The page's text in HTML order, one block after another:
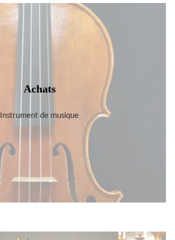
Achats
Instrument de musique